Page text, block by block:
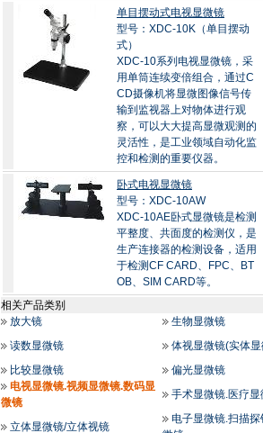
单目摆动式电视显微镜
型号：XDC-10K（单目摆动
式）
XDC-10系列电视显微镜，采
用单筒连续变倍组合，通过C
CD摄像机将显微图像信号传
输到监视器上对物体进行观
察，可以大大提高显微观测的
灵活性，是工业领域自动化监
控和检测的重要仪器。
卧式电视显微镜
型号：XDC-10AW
XDC-10AE卧式显微镜是检测
平整度、共面度的检测仪，是
生产连接器的检测设备，适用
于检测CF CARD、FPC、BT
OB、SIM CARD等。
相关产品类别
放大镜
生物显微镜
读数显微镜
体视显微镜(实体
比较显微镜
偏光显微镜
电视显微镜.视频显微镜.数码显
微镜
手术显微镜.医疗
立体显微镜/立体视镜
电子显微镜.扫描